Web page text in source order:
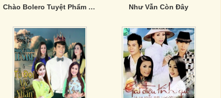
Chào Bolero Tuyệt Phẩm Tình Ca Như Vẫn Còn Đây